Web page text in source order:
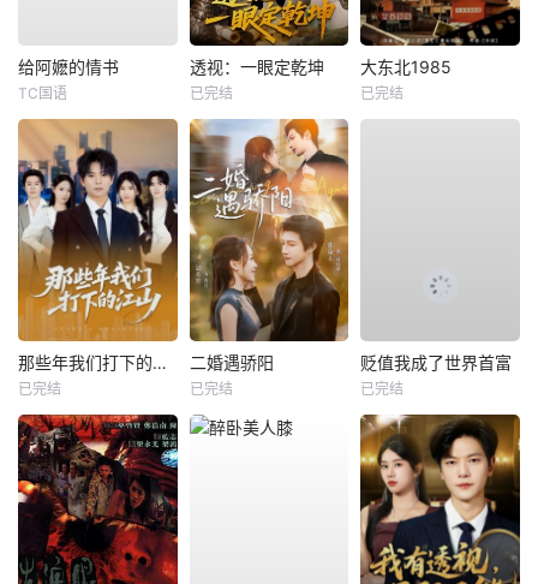
给阿嬷的情书
TC国语
透视：一眼定乾坤
已完结
大东北1985
已完结
那些年我们打下的江山
已完结
二婚遇骄阳
已完结
贬值我成了世界首富
已完结